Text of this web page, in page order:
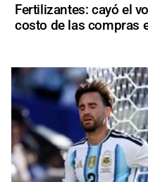
Fertilizantes: cayó el
costo de las compras